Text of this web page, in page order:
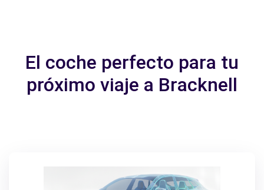
El coche perfecto para tu
próximo viaje a Bracknell